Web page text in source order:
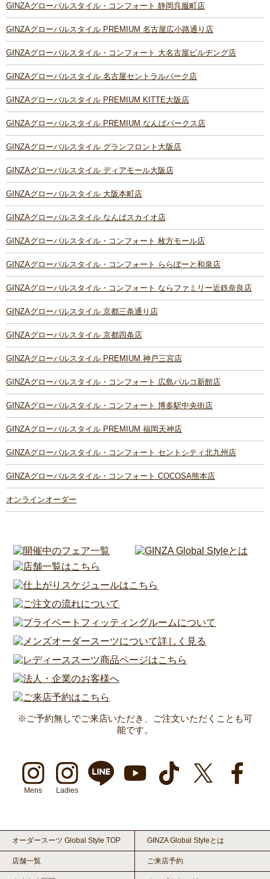
GINZAグローバルスタイル・コンフォート 静岡呉服町店
GINZAグローバルスタイル PREMIUM 名古屋広小路通り店
GINZAグローバルスタイル・コンフォート 大名古屋ビルヂング店
GINZAグローバルスタイル 名古屋セントラルパーク店
GINZAグローバルスタイル PREMIUM KITTE大阪店
GINZAグローバルスタイル PREMIUM なんばパークス店
GINZAグローバルスタイル グランフロント大阪店
GINZAグローバルスタイル ディアモール大阪店
GINZAグローバルスタイル 大阪本町店
GINZAグローバルスタイル なんばスカイオ店
GINZAグローバルスタイル・コンフォート 枚方モール店
GINZAグローバルスタイル・コンフォート ららぽーと和泉店
GINZAグローバルスタイル・コンフォート ならファミリー近鉄奈良店
GINZAグローバルスタイル 京都三条通り店
GINZAグローバルスタイル 京都四条店
GINZAグローバルスタイル PREMIUM 神戸三宮店
GINZAグローバルスタイル・コンフォート 広島パルコ新館店
GINZAグローバルスタイル・コンフォート 博多駅中央街店
GINZAグローバルスタイル PREMIUM 福岡天神店
GINZAグローバルスタイル・コンフォート セントシティ北九州店
GINZAグローバルスタイル・コンフォート COCOSA熊本店
オンラインオーダー
※ご予約無しでご来店いただき、ご注文いただくことも可
能です。
Mens Ladies
オーダースーツ Global Style TOP GINZA Global Styleとは
店舗一覧 ご来店予約